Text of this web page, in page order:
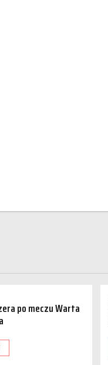
po meczu Warta